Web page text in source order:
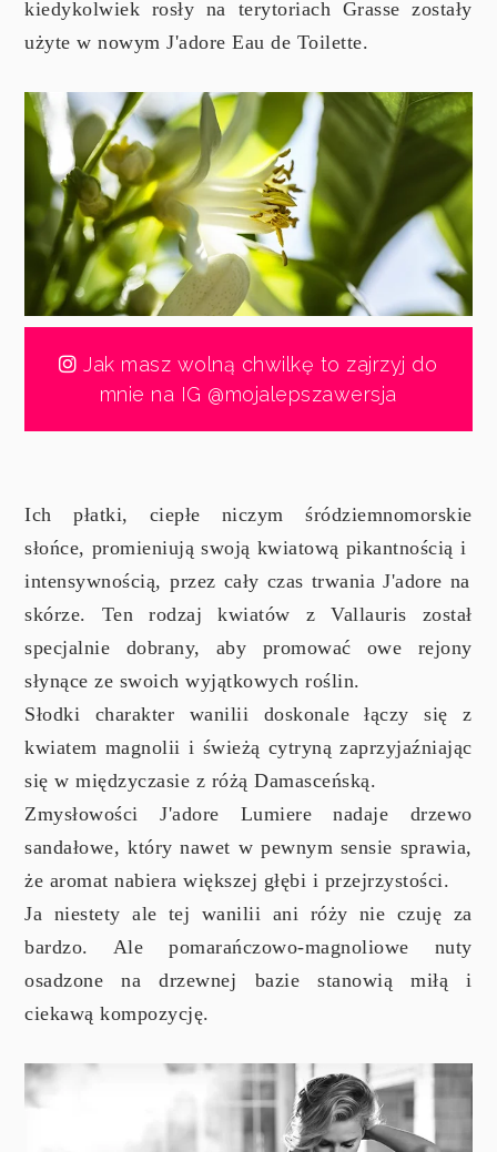
kiedykolwiek rosły na terytoriach Grasse zostały
użyte w nowym J'adore Eau de Toilette.
Jak masz wolną chwilkę to zajrzyj do
mnie na IG @mojalepszawersja
Ich płatki, ciepłe niczym śródziemnomorskie
słońce, promieniują swoją kwiatową pikantnością i
intensywnością, przez cały czas trwania J'adore na
skórze. Ten rodzaj kwiatów z Vallauris został
specjalnie dobrany, aby promować owe rejony
słynące ze swoich wyjątkowych roślin.
Słodki charakter wanilii doskonale łączy się z
kwiatem magnolii i świeżą cytryną zaprzyjaźniając
się w międzyczasie z różą Damasceńską.
Zmysłowości J'adore Lumiere nadaje drzewo
sandałowe, który nawet w pewnym sensie sprawia,
że aromat nabiera większej głębi i przejrzystości.
Ja niestety ale tej wanilii ani róży nie czuję za
bardzo. Ale pomarańczowo-magnoliowe nuty
osadzone na drzewnej bazie stanowią miłą i
ciekawą kompozycję.